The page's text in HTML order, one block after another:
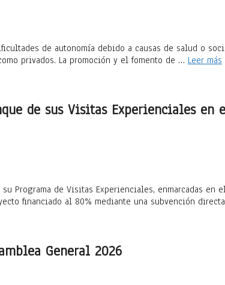
de autonomía debido a causas de salud o
privados. La promoción y el fomento de … Leer más
de sus Visitas Experienciales en
de Visitas Experienciales, enmarcadas en
financiado al 80% mediante una subvención
General 2026